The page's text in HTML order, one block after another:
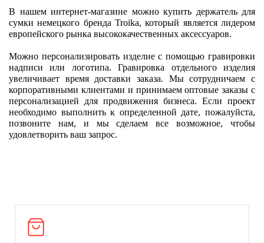
В нашем интернет-магазине можно купить держатель для
сумки немецкого бренда Troika, который является лидером
Можно персонализировать изделие с помощью гравировки
надписи или логотипа. Гравировка отдельного изделия
увеличивает время доставки заказа. Мы сотрудничаем с
корпоративными клиентами и принимаем оптовые заказы с
персонализацией для продвижения бизнеса. Если проект
необходимо выполнить к определенной дате, пожалуйста,
позвоните нам, и мы сделаем все возможное, чтобы
удовлетворить ваш запрос.